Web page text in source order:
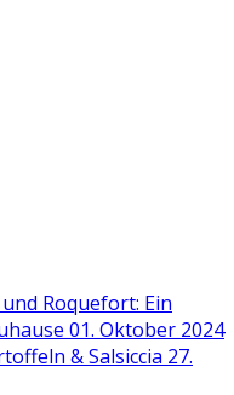
Roquefort: Ein
01. Oktober 2024
& Salsiccia 27.